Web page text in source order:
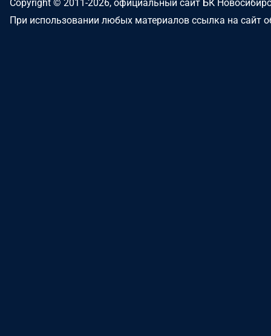
Copyright © 2011-2026, официальный сайт БК
При использовании любых материалов ссылка на сайт